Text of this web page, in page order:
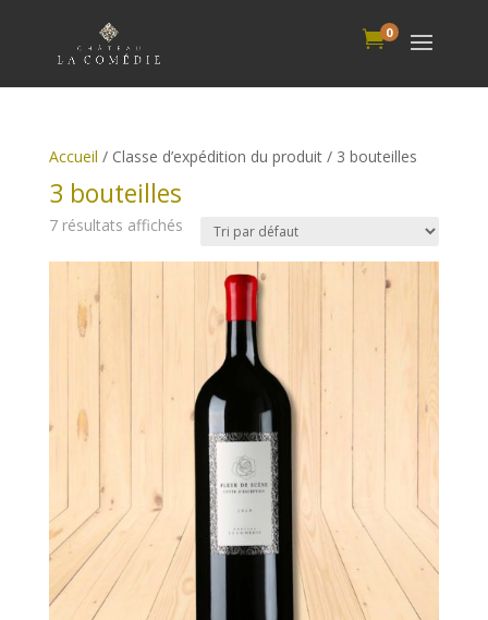
0
Accueil / Classe d’expédition du produit / 3 bouteilles
3 bouteilles
7 résultats affichés